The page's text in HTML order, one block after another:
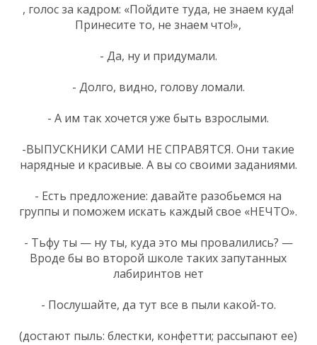
, голос за кадром: «Пойдите туда, не знаем куда!
Принесите то, не знаем что!»,
- Да, ну и придумали.
- Долго, видно, голову ломали.
- А им так хочется уже быть взрослыми.
-ВЫПУСКНИКИ САМИ НЕ СПРАВЯТСЯ. Они такие
нарядные и красивые. А вы со своими заданиями.
- Есть предложение: давайте разобьемся на
группы и поможем искать каждый свое «НЕЧТО».
- Тьфу ты — ну ты, куда это мы провалились? —
Вроде бы во второй школе таких запутанных
лабиринтов нет
- Послушайте, да тут все в пыли какой-то.
(достают пыль: блестки, конфетти; рассыпают ее)